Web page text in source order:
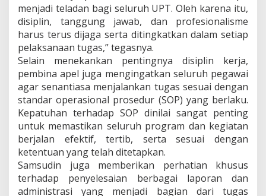
menjadi teladan bagi seluruh UPT. Oleh karena itu,
disiplin, tanggung jawab, dan profesionalisme
harus terus dijaga serta ditingkatkan dalam setiap
pelaksanaan tugas,” tegasnya.
Selain menekankan pentingnya disiplin kerja,
pembina apel juga mengingatkan seluruh pegawai
agar senantiasa menjalankan tugas sesuai dengan
standar operasional prosedur (SOP) yang berlaku.
Kepatuhan terhadap SOP dinilai sangat penting
untuk memastikan seluruh program dan kegiatan
berjalan efektif, tertib, serta sesuai dengan
ketentuan yang telah ditetapkan.
Samsudin juga memberikan perhatian khusus
terhadap penyelesaian berbagai laporan dan
administrasi yang menjadi bagian dari tugas